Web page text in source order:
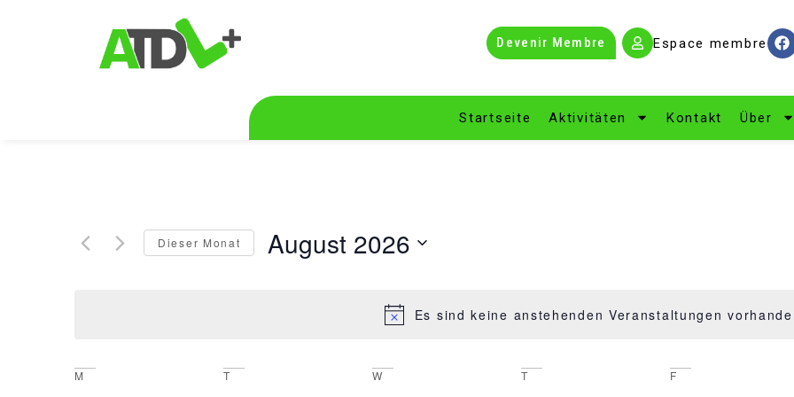
Devenir Membre Espace membre
Startseite Aktivitäten Kontakt Über
Hinweis
Es sind keine anstehenden Veranstaltungen
Dieser Monat August 2026
Kalender
M T W T F